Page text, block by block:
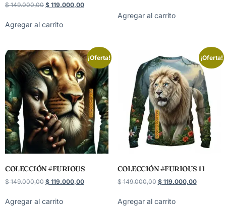
$149.000,00 $ 119.000,00
Agregar al carrito
Agregar al carrito
¡Oferta!
COLECCIÓN #FURIOUS
$149.000,00 $ 119.000,00
Agregar al carrito
¡Oferta!
COLECCIÓN #FURIOUS 11
$149.000,00 $119.000,00
Agregar al carrito